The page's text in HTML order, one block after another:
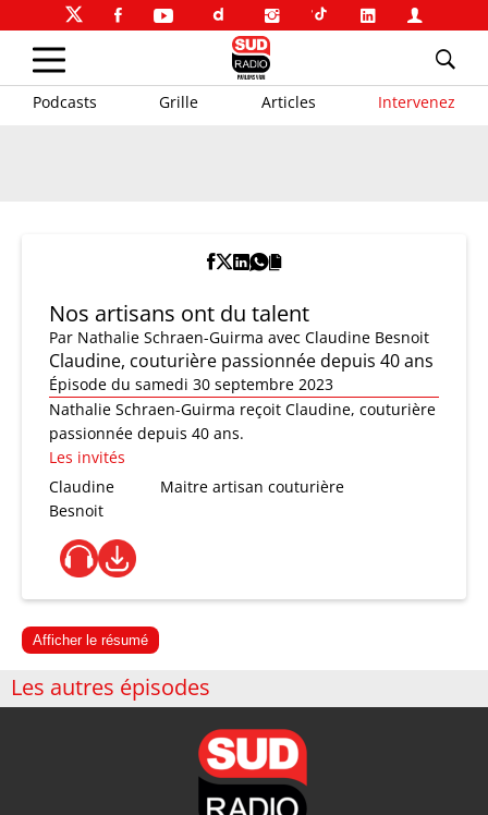
Podcasts Grille Articles Intervenez
Nos artisans ont du talent
Par Nathalie Schraen-Guirma avec Claudine Besnoit
Claudine, couturière passionnée depuis 40 ans
Épisode du samedi 30 septembre 2023
Nathalie Schraen-Guirma reçoit Claudine, couturière
passionnée depuis 40 ans.
Les invités
Claudine
Besnoit
Maitre artisan couturière
Afficher le résumé
Les autres épisodes